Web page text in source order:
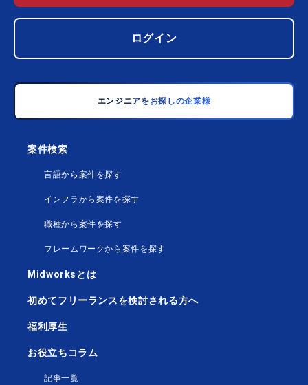
ログイン
エンジニアをお探しの企業様
案件検索
言語から案件を探す
インフラから案件を探す
職種から案件を探す
フレームワークから案件を探す
Midworksとは
初めてフリーランスを検討される方へ
福利厚生
お役立ちコラム
記事一覧